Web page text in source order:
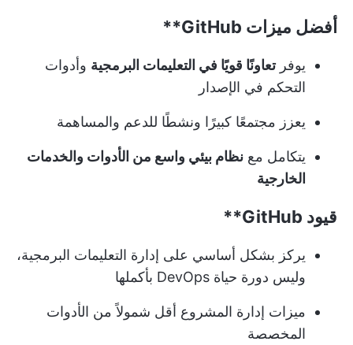
أفضل ميزات GitHub**
يوفرتعاونًا قويًا في التعليمات البرمجية وأدوات
التحكم في الإصدار
يعزز مجتمعًا كبيرًا ونشطًا للدعم والمساهمة
يتكامل مع نظام بيئي واسع من الأدوات والخدمات
الخارجية
قيود GitHub**
يركز بشكل أساسي على إدارة التعليمات البرمجية،
وليس دورة حياة DevOps بأكملها
ميزات إدارة المشروع أقل شمولاً من الأدوات
المخصصة